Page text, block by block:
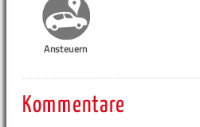
Ansteuern
Kommentare